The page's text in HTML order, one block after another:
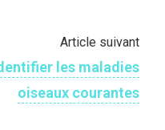
Article suivant
les maladies
oiseaux courantes